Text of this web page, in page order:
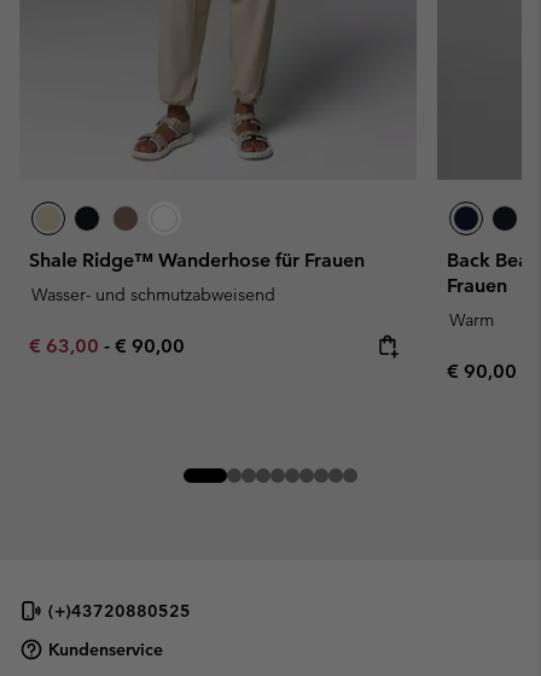
Shale Ridge™ Wanderhose für Frauen
Wasser- und schmutzabweisend
Minimum sale price:
€ 63,00 - Maximum price:
€ 90,00
Back
Frauen
Warm
Regular
€ 90,00
(+)43720880525
Kundenservice